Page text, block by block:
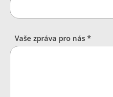
Vaše zpráva pro nás *